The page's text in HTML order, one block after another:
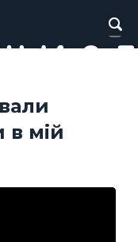
в мій